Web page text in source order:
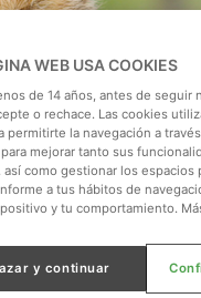
WEB USA COOKIES
de 14 años, antes de seguir
o rechace. Las cookies
permitirte la navegación a
mejorar tanto sus
como gestionar los
a tus hábitos de
y tu comportamiento.
y continuar